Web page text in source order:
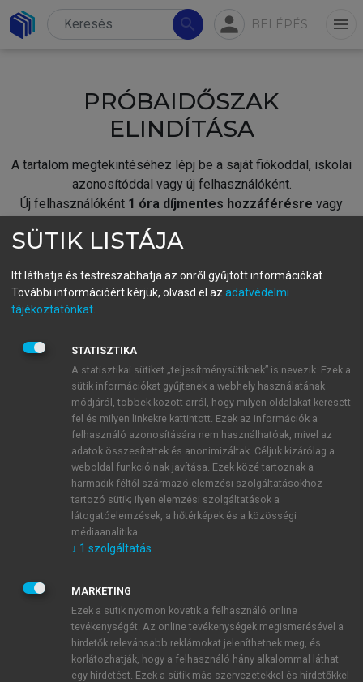
search person BELÉPÉS menu
PRÓBAIDŐSZAK
ELINDÍTÁSA
A tartalom megtekintéséhez lépj be a saját fiókoddal, iskolai
azonosítóddal vagy új felhasználóként.
Új felhasználóként 1 óra díjmentes hozzáférésre vagy
fiókoddal,vagy hozz létre új fiókot.
A regisztráció után apróbaidőszakautomatikusan
BELÉPÉS SAJÁT FIÓKKAL
ÚJ FIÓK LÉTREHOZÁSA
1 óra díjmentes hozzáférés
E-MAIL-CÍM
JELSZÓ
JELSZÓ ÚJRA
SÜTIK LISTÁJA
Itt láthatja és testreszabhatja az önről gyűjtött információkat.
További információért kérjük, olvasd el az adatvédelmi
tájékoztatónkat
STATISZTIKA
A statisztikai sütiket „teljesítménysütiknek” is nevezik. Ezek a
sütik információkat gyűjtenek a webhely használatának
módjáról, többek között arról, hogy milyen oldalakat keresett
fel és milyen linkekre kattintott. Ezek az információk a
felhasználó azonosítására nem használhatóak, mivel az
adatok összesítettek és anonimizáltak. Céljuk kizárólag a
weboldal funkcióinak javítása. Ezek közé tartoznak a
harmadik féltől származó elemzési szolgáltatásokhoz
tartozó sütik; ilyen elemzési szolgáltatások a
látogatóelemzések, a hőtérképek és a közösségi
médiaanalitika.
↓ 1 szolgáltatás
MARKETING
Ezek a sütik nyomon követik a felhasználó online
tevékenységét. Az online tevékenységek megismerésével a
hirdetők relevánsabb reklámokat jeleníthetnek meg, és
korlátozhatják, hogy a felhasználó hány alkalommal láthat
egy hirdetést. Ezek a sütik más szervezetekkel és hirdetőkkel